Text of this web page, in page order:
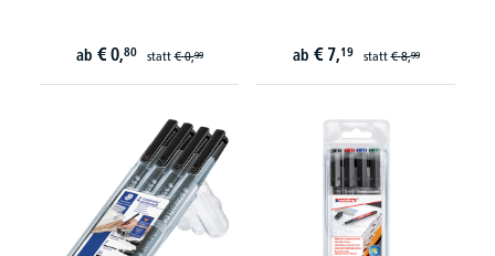
ab € 0,80 statt€ 0,99 ab € 7,19 statt€ 8,99